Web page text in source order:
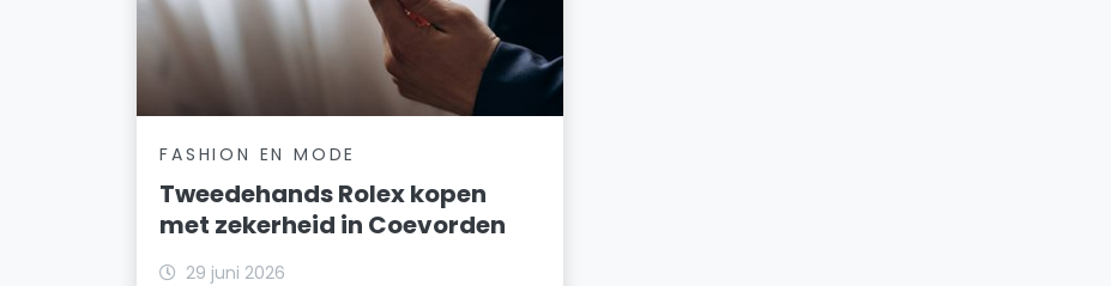
FASHION EN MODE
Tweedehands Rolex kopen
met zekerheid in Coevorden
29 juni 2026